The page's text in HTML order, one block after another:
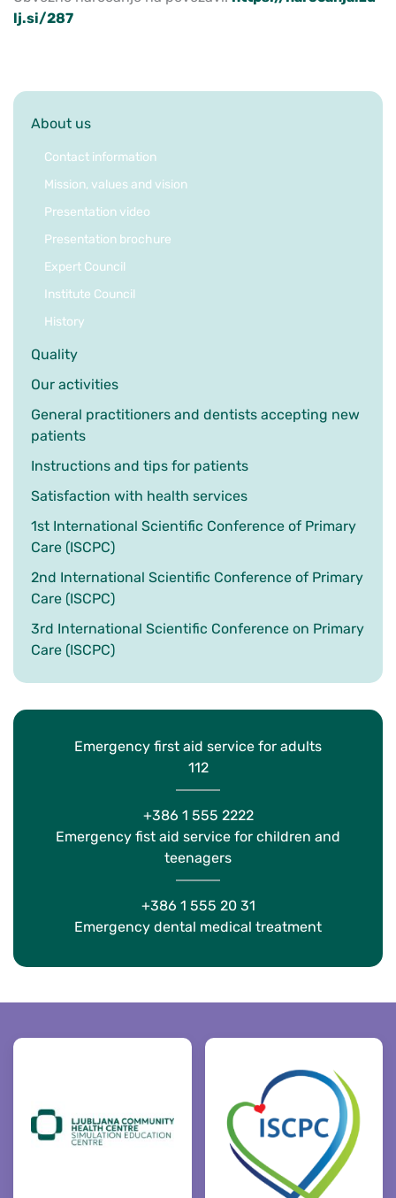
About us
Contact information
Mission, values and vision
Presentation video
Presentation brochure
Expert Council
Institute Council
History
Quality
Our activities
General practitioners and dentists accepting new
patients
Instructions and tips for patients
Satisfaction with health services
1st International Scientific Conference of Primary
Care (ISCPC)
2nd International Scientific Conference of Primary
Care (ISCPC)
3rd International Scientific Conference on Primary
Care (ISCPC)
Emergency first aid service for adults
112
+386 1 555 2222
Emergency fist aid service for children and
teenagers
+386 1 555 20 31
Emergency dental medical treatment
lj.si/287